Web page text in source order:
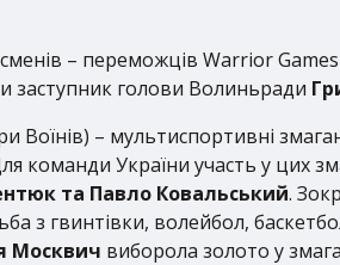
– переможців Warrior Games
заступник голови Волиньради
Воїнів) – мультиспортивні
команди України участь у цих
та Павло Ковальський.
з гвинтівки, волейбол,
Москвич виборола золото у